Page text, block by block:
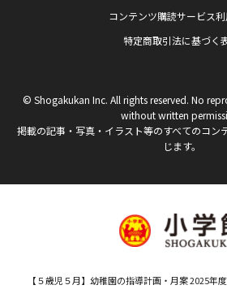
コンテンツ購読サービス
特定商取引法に基づく
© Shogakukan Inc. All rights reserved. No
without written
掲載の記事・写真・イラスト等のすべてのコン
じます。
【５歳児５月】幼稚園の指導計画・月案 2025年